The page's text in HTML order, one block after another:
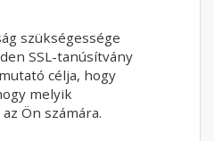
szükségessége
SSL-tanúsítvány
célja, hogy
melyik
Ön számára.